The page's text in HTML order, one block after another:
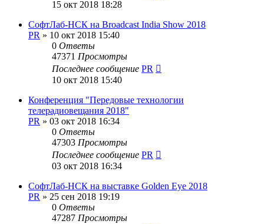
15 окт 2018 18:28
СофтЛаб-НСК на Broadcast India Show 2018
PR » 10 окт 2018 15:40
0 Ответы
47371 Просмотры
Последнее сообщение PR
10 окт 2018 15:40
Конференция "Передовые технологии
телерадиовещания 2018"
PR » 03 окт 2018 16:34
0 Ответы
47303 Просмотры
Последнее сообщение PR
03 окт 2018 16:34
СофтЛаб-НСК на выставке Golden Eye 2018
PR » 25 сен 2018 19:19
0 Ответы
47287 Просмотры